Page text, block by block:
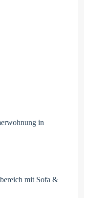
in
mit Sofa &